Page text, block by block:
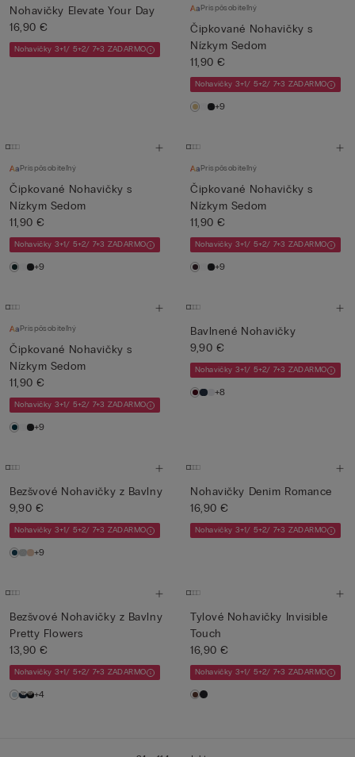
Nohavičky Elevate Your Day
16,90 €
Nohavičky 3+1/ 5+2/ 7+3 ZADARMO
Prispôsobiteľný
Čipkované Nohavičky s
Nízkym Sedom
11,90 €
Nohavičky 3+1/ 5+2/ 7+3 ZADARMO
+9
Prispôsobiteľný
Čipkované Nohavičky s
Nízkym Sedom
11,90 €
Nohavičky 3+1/ 5+2/ 7+3 ZADARMO
+9
Prispôsobiteľný
Čipkované Nohavičky s
Nízkym Sedom
11,90 €
Nohavičky 3+1/ 5+2/ 7+3 ZADARMO
+9
Prispôsobiteľný
Čipkované Nohavičky s
Nízkym Sedom
11,90 €
Nohavičky 3+1/ 5+2/ 7+3 ZADARMO
+9
Bavlnené Nohavičky
9,90 €
Nohavičky 3+1/ 5+2/ 7+3 ZADARMO
+8
Bezšvové Nohavičky z Bavlny
9,90 €
Nohavičky 3+1/ 5+2/ 7+3 ZADARMO
+9
Nohavičky Denim Romance
16,90 €
Nohavičky 3+1/ 5+2/ 7+3 ZADARMO
Bezšvové Nohavičky z Bavlny
Pretty Flowers
13,90 €
Nohavičky 3+1/ 5+2/ 7+3 ZADARMO
+4
Tylové Nohavičky Invisible
Touch
16,90 €
Nohavičky 3+1/ 5+2/ 7+3 ZADARMO